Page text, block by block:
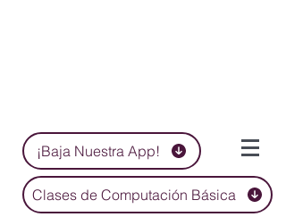
¡Baja Nuestra App!
Clases de Computación Básica